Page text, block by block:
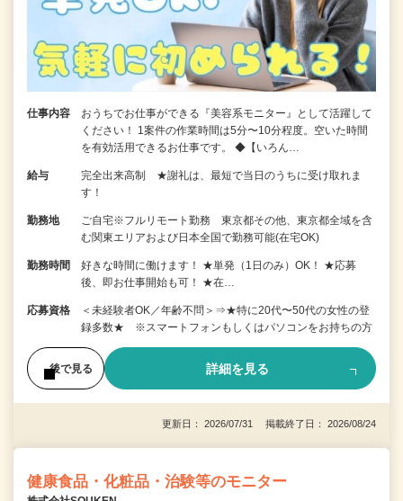
仕事内容
おうちでお仕事ができる『美容系モニター』として活躍して
ください！ 1案件の作業時間は5分〜10分程度。空いた時間
を有効活用できるお仕事です。 ◆【いろん…
給与
完全出来高制 ★謝礼は、最短で当日のうちに受け取れま
す！
勤務地
ご自宅※フルリモート勤務 東京都その他、東京都全域を含
む関東エリアおよび日本全国で勤務可能(在宅OK)
勤務時間
好きな時間に働けます！ ★単発（1日のみ）OK！ ★応募
後、即お仕事開始も可！ ★在…
応募資格
＜未経験者OK／年齢不問＞⇒★特に20代〜50代の女性の登
録多数★ ※スマートフォンもしくはパソコンをお持ちの方
後で見る 詳細を見る
更新日： 2026/07/31 掲載終了日： 2026/08/24
健康食品・化粧品・治験等のモニター